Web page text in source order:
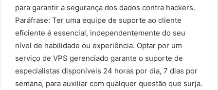
para garantir a segurança dos dados contra hackers.
Paráfrase: Ter uma equipe de suporte ao cliente
eficiente é essencial, independentemente do seu
nível de habilidade ou experiência. Optar por um
serviço de VPS gerenciado garante o suporte de
especialistas disponíveis 24 horas por dia, 7 dias por
semana, para auxiliar com qualquer questão que surja.